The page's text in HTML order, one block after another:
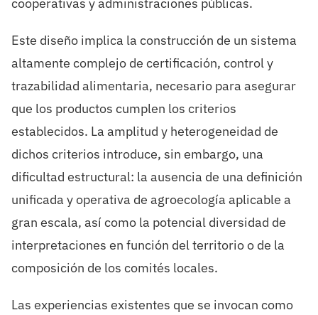
cooperativas y administraciones públicas.
Este diseño implica la construcción de un sistema
altamente complejo de certificación, control y
trazabilidad alimentaria, necesario para asegurar
que los productos cumplen los criterios
establecidos. La amplitud y heterogeneidad de
dichos criterios introduce, sin embargo, una
dificultad estructural: la ausencia de una definición
unificada y operativa de agroecología aplicable a
gran escala, así como la potencial diversidad de
interpretaciones en función del territorio o de la
composición de los comités locales.
Las experiencias existentes que se invocan como